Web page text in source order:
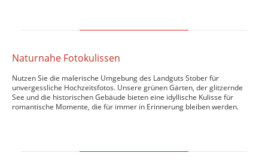
Naturnahe Fotokulissen
Nutzen Sie die malerische Umgebung des Landguts Stober für
unvergessliche Hochzeitsfotos. Unsere grünen Gärten, der glitzernde
See und die historischen Gebäude bieten eine idyllische Kulisse für
romantische Momente, die für immer in Erinnerung bleiben werden.